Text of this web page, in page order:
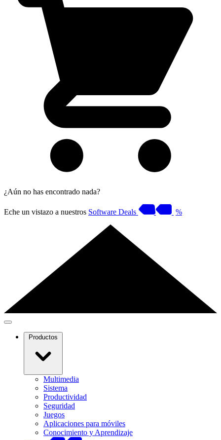
¿Aún no has encontrado nada?
Eche un vistazo a nuestros Software Deals %
Productos
Multimedia
Sistema
Productividad
Seguridad
Juegos
Aplicaciones para móviles
Conocimiento y Aprendizaje